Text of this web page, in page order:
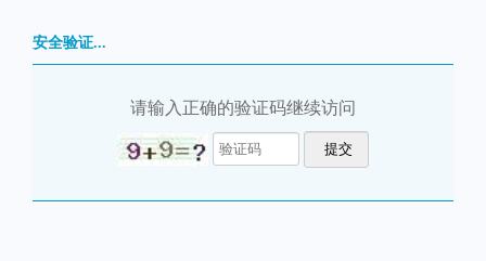
安全验证...
请输入正确的验证码继续访问